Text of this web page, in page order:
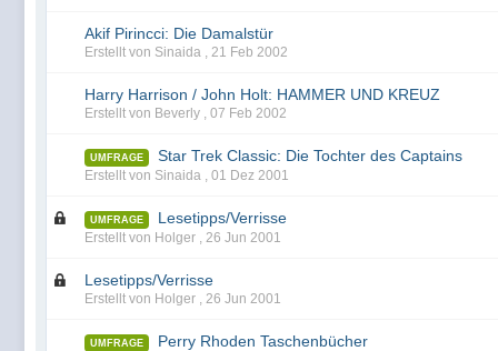
Akif Pirincci: Die Damalstür
Erstellt von Sinaida , 21 Feb 2002
Harry Harrison / John Holt: HAMMER UND KREUZ
Erstellt von Beverly , 07 Feb 2002
UMFRAGE Star Trek Classic: Die Tochter des Captains
Erstellt von Sinaida , 01 Dez 2001
UMFRAGE Lesetipps/Verrisse
Erstellt von Holger , 26 Jun 2001
Lesetipps/Verrisse
Erstellt von Holger , 26 Jun 2001
UMFRAGE Perry Rhoden Taschenbücher